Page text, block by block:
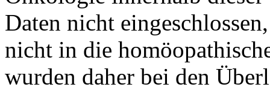
Daten nicht
nicht in die
wurden daher bei den